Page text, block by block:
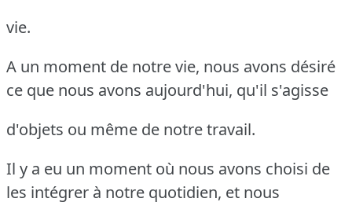
vie.
A un moment de notre vie, nous avons désiré
ce que nous avons aujourd'hui, qu'il s'agisse
d'objets ou même de notre travail.
Il y a eu un moment où nous avons choisi de
les intégrer à notre quotidien, et nous